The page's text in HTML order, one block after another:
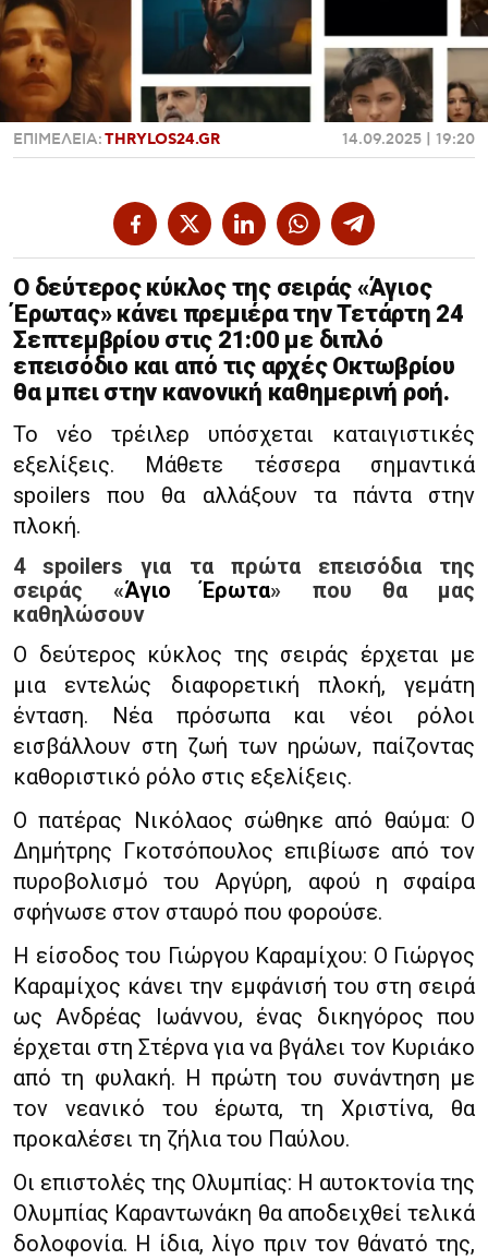
ΕΠΙΜΕΛΕΙΑ:THRYLOS24.GR 14.09.2025 | 19:20
Ο δεύτερος κύκλος της σειράς «Άγιος
Έρωτας» κάνει πρεμιέρα την Τετάρτη 24
Σεπτεμβρίου στις 21:00 με διπλό
επεισόδιο και από τις αρχές Οκτωβρίου
θα μπει στην κανονική καθημερινή ροή.
Το νέο τρέιλερ υπόσχεται καταιγιστικές
εξελίξεις. Μάθετε τέσσερα σημαντικά
spoilers που θα αλλάξουν τα πάντα στην
πλοκή.
4 spoilers για τα πρώτα επεισόδια της
σειράς «Άγιο Έρωτα» που θα μας
καθηλώσουν
Ο δεύτερος κύκλος της σειράς έρχεται με
μια εντελώς διαφορετική πλοκή, γεμάτη
ένταση. Νέα πρόσωπα και νέοι ρόλοι
εισβάλλουν στη ζωή των ηρώων, παίζοντας
καθοριστικό ρόλο στις εξελίξεις.
Ο πατέρας Νικόλαος σώθηκε από θαύμα: Ο
Δημήτρης Γκοτσόπουλος επιβίωσε από τον
πυροβολισμό του Αργύρη, αφού η σφαίρα
σφήνωσε στον σταυρό που φορούσε.
Η είσοδος του Γιώργου Καραμίχου: Ο Γιώργος
Καραμίχος κάνει την εμφάνισή του στη σειρά
ως Ανδρέας Ιωάννου, ένας δικηγόρος που
έρχεται στη Στέρνα για να βγάλει τον Κυριάκο
από τη φυλακή. Η πρώτη του συνάντηση με
τον νεανικό του έρωτα, τη Χριστίνα, θα
προκαλέσει τη ζήλια του Παύλου.
Οι επιστολές της Ολυμπίας: Η αυτοκτονία της
Ολυμπίας Καραντωνάκη θα αποδειχθεί τελικά
δολοφονία. Η ίδια, λίγο πριν τον θάνατό της,